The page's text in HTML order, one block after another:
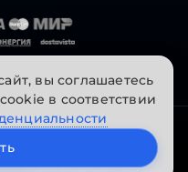
Все права
вы соглашаетесь
в соответствии